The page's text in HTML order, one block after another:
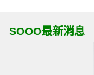
SOOO最新消息